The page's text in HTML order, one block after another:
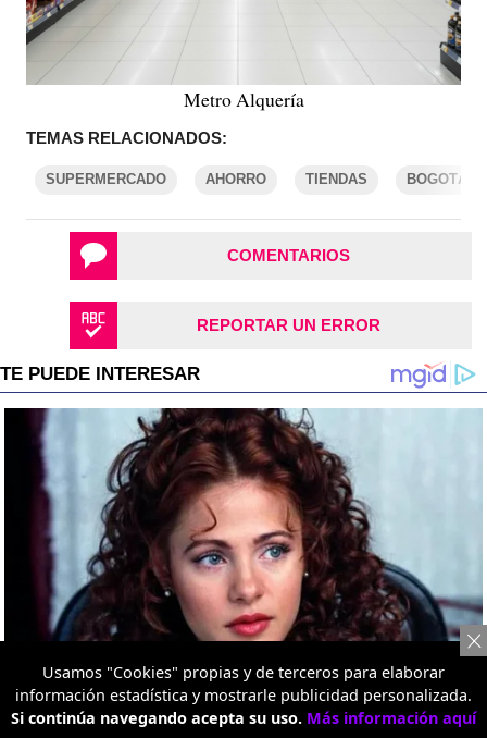
Metro Alquería
TEMAS RELACIONADOS:
SUPERMERCADO AHORRO TIENDAS BOGOTÁ
COMENTARIOS
REPORTAR UN ERROR
Usamos "Cookies" propias y de terceros para elaborar
información estadística y mostrarle publicidad personalizada.
Si continúa navegando acepta su uso. Más información aquí